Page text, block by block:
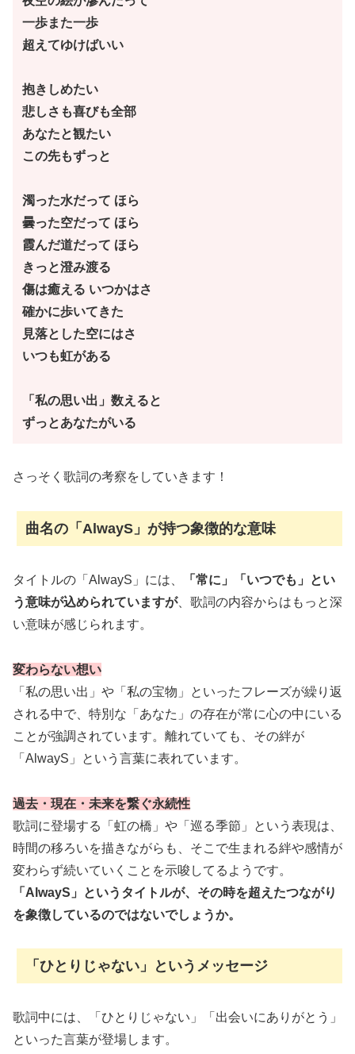
一歩また一歩
超えてゆけばいい
抱きしめたい
悲しさも喜びも全部
あなたと観たい
この先もずっと
濁った水だって ほら
曇った空だって ほら
霞んだ道だって ほら
きっと澄み渡る
傷は癒える いつかはさ
確かに歩いてきた
見落とした空にはさ
いつも虹がある
「私の思い出」数えると
ずっとあなたがいる
さっそく歌詞の考察をしていきます！
曲名の「AlwayS」が持つ象徴的な意味
タイトルの「AlwayS」には、
「常に」「いつでも」とい
う意味が込められていますが、歌詞の内容からはもっと深
い意味が感じられます。
変わらない想い
「私の思い出」や「私の宝物」といったフレーズが繰り返
される中で、特別な「あなた」の存在が常に心の中にいる
ことが強調されています。離れていても、その絆が
「AlwayS」という言葉に表れています。
過去・現在・未来を繋ぐ永続性
歌詞に登場する「虹の橋」や「巡る季節」という表現は、
時間の移ろいを描きながらも、そこで生まれる絆や感情が
変わらず続いていくことを示唆してるようです。
「AlwayS」というタイトルが、その時を超えたつながり
を象徴しているのではないでしょうか。
「ひとりじゃない」というメッセージ
歌詞中には、「ひとりじゃない」「出会いにありがとう」
といった言葉が登場します。